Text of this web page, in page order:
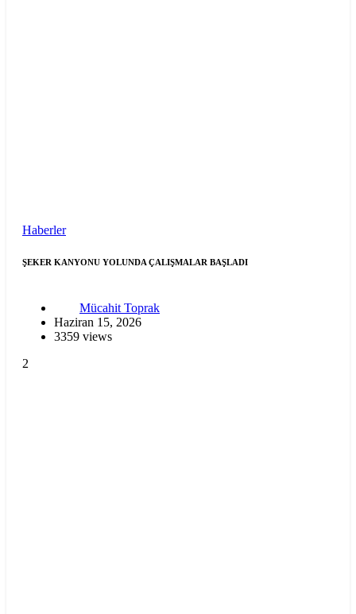
Haberler
ŞEKER KANYONU YOLUNDA ÇALIŞMALAR BAŞLADI
Mücahit Toprak
Haziran 15, 2026
3359 views
2